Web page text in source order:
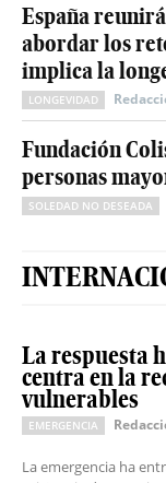
España
abordar los
implica la
LONGEVIDAD
Fundación
personas
SOLEDAD NO DESEADA
La respuesta
centra en la
vulnerables
EMERGENCIA
La emergencia ha